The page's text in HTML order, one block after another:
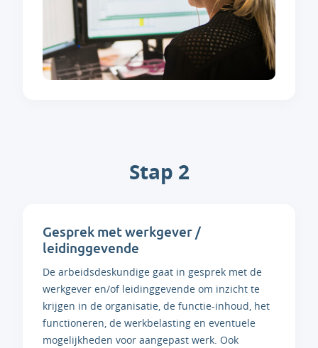
Stap 2
Gesprek met werkgever /
leidinggevende
De arbeidsdeskundige gaat in gesprek met de
werkgever en/of leidinggevende om inzicht te
krijgen in de organisatie, de functie-inhoud, het
functioneren, de werkbelasting en eventuele
mogelijkheden voor aangepast werk. Ook